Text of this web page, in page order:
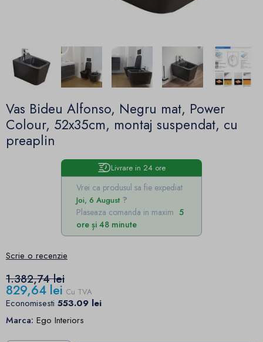
Vas Bideu Alfonso, Negru mat, Power
Colour, 52x35cm, montaj suspendat, cu
preaplin
Livrare in 24 ore
Vrei ca produsul sa fie expediat
Joi, 6 August
Plaseaza comanda in maxim 5
ore și 48 minute
Scrie o recenzie
1.382,74 lei
829,64 lei Cu TVA
Economisesti 553.09 lei
Marca: Ego Interiors